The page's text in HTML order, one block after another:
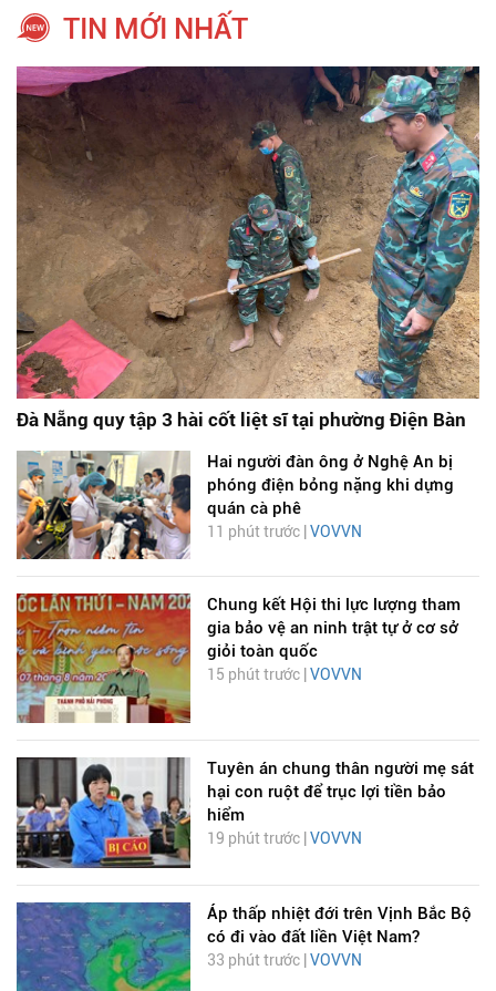
TIN MỚI NHẤT
Đà Nẵng quy tập 3 hài cốt liệt sĩ tại phường Điện Bàn
Hai người đàn ông ở Nghệ An bị
phóng điện bỏng nặng khi dựng
quán cà phê
11 phút trước |VOVVN
Chung kết Hội thi lực lượng tham
gia bảo vệ an ninh trật tự ở cơ sở
giỏi toàn quốc
15 phút trước | VOVVN
Tuyên án chung thân người mẹ sát
hại con ruột để trục lợi tiền bảo
hiểm
19 phút trước | VOVVN
Áp thấp nhiệt đới trên Vịnh Bắc Bộ
có đi vào đất liền Việt Nam?
33 phút trước | VOVVN